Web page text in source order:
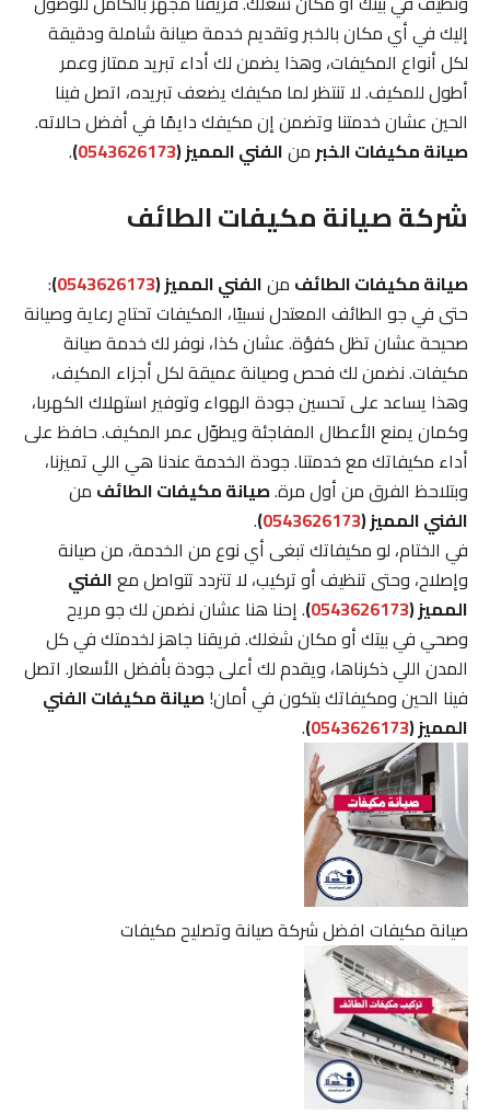
إليك في أي مكان بالخبر وتقديم خدمة صيانة شاملة ودقيقة
لكل أنواع المكيفات، وهذا يضمن لك أداء تبريد ممتاز وعمر
أطول للمكيف. لا تنتظر لما مكيفك يضعف تبريده، اتصل فينا
الحين عشان خدمتنا وتضمن إن مكيفك دايمًا في أفضل حالاته.
صيانة مكيفات الخبرمنالفني المميز (0543626173
)
.
شركة صيانة مكيفات الطائف
صيانة مكيفات الطائفمنالفني المميز (0543626173
)
:
حتى في جو الطائف المعتدل نسبيًا، المكيفات تحتاج رعاية وصيانة
صحيحة عشان تظل كفؤة. عشان كذا، نوفر لك خدمة صيانة
مكيفات. نضمن لك فحص وصيانة عميقة لكل أجزاء المكيف،
وهذا يساعد على تحسين جودة الهواء وتوفير استهلاك الكهربا،
وكمان يمنع الأعطال المفاجئة ويطوّل عمر المكيف. حافظ على
أداء مكيفاتك مع خدمتنا. جودة الخدمة عندنا هي اللي تميزنا،
وبتلاحظ الفرق من أول مرة.صيانة مكيفات الطائفمن
الفني المميز (0543626173
)
.
في الختام، لو مكيفاتك تبغى أي نوع من الخدمة، من صيانة
وإصلاح، وحتى تنظيف أو تركيب، لا تتردد تتواصل معالفني
المميز (0543626173
). إحنا هنا عشان نضمن لك جو مريح
وصحي في بيتك أو مكان شغلك. فريقنا جاهز لخدمتك في كل
المدن اللي ذكرناها، ويقدم لك أعلى جودة بأفضل الأسعار. اتصل
فينا الحين ومكيفاتك بتكون في أمان!صيانة مكيفات الفني
المميز (0543626173
)
.
صيانة مكيفات افضل شركة صيانة وتصليح مكيفات